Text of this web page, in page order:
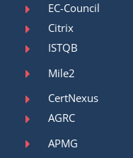
EC-Council
Citrix
ISTQB
Mile2
CertNexus
AGRC
APMG